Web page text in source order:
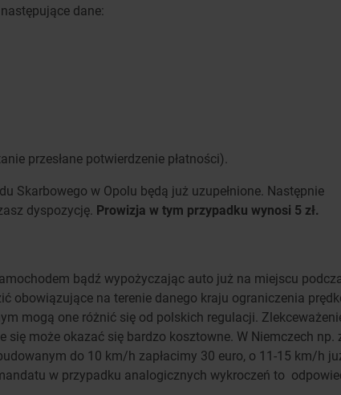
dane:
przesłane potwierdzenie płatności).
Skarbowego w Opolu będą już uzupełnione. Następnie
dyspozycję. Prowizja w tym przypadku wynosi 5 zł.
bądź wypożyczając auto już na miejscu
obowiązujące na terenie danego kraju ograniczenia
mogą one różnić się od polskich regulacji.
się może okazać się bardzo kosztowne. W Niemczech np.
do 10 km/h zapłacimy 30 euro, o 11-15 km/h
w przypadku analogicznych wykroczeń to